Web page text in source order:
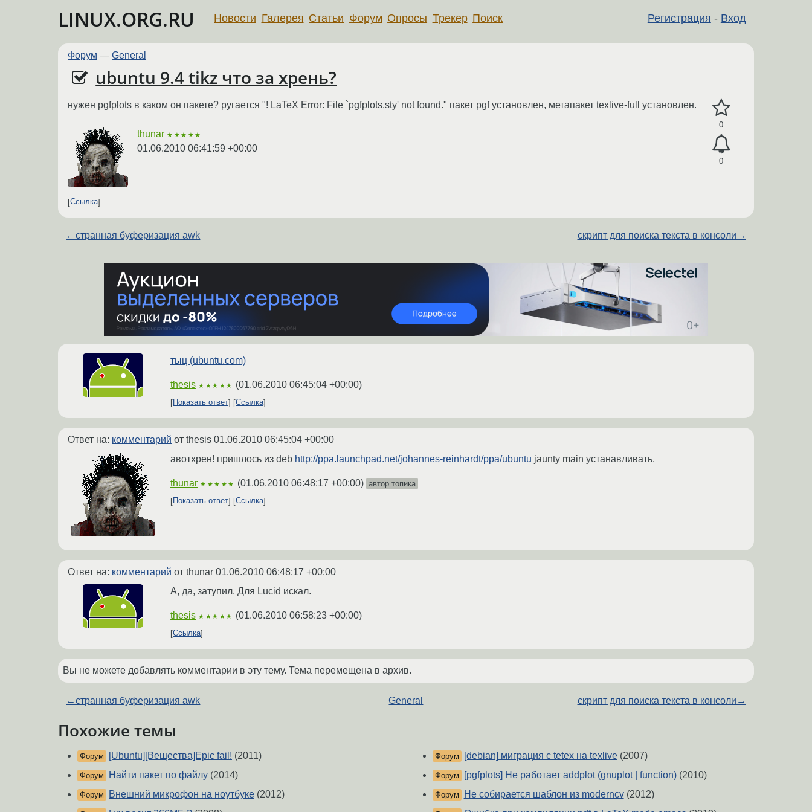
LINUX.ORG.RU Регистрация - Вход
Новости Галерея Статьи Форум Опросы Трекер Поиск
Форум — General
ubuntu 9.4 tikz что за хрень?
0
0
нужен pgfplots в каком он пакете? ругается "! LaTeX Error: File `pgfplots.sty' not found." пакет pgf установлен, метапакет texlive-full установлен.
thunar ★★★★★
01.06.2010 06:41:59 +00:00
Ссылка
←странная буферизация awk скрипт для поиска текста в консоли →
тыц (ubuntu.com)
thesis ★★★★★ (01.06.2010 06:45:04 +00:00)
Показать ответ Ссылка
Ответ на: комментарий от thesis 01.06.2010 06:45:04 +00:00
авотхрен! пришлось из deb http://ppa.launchpad.net/johannes-reinhardt/ppa/ubuntu jaunty main устанавливать.
thunar ★★★★★ (01.06.2010 06:48:17 +00:00) автор топика
Показать ответ
Ссылка
Ответ на: комментарий от thunar 01.06.2010 06:48:17 +00:00
А, да, затупил. Для Lucid искал.
thesis ★★★★★ (01.06.2010 06:58:23 +00:00)
Ссылка
Вы не можете добавлять комментарии в эту тему. Тема перемещена в архив.
←странная буферизация awk General скрипт для поиска текста в консоли →
Похожие темы
Форум [Ubuntu][Вещества]Epic fail! (2011)
Форум Найти пакет по файлу (2014)
Форум Внешний микрофон на ноутбуке (2012)
Форум [debian] миграция с tetex на texlive(2007)
Форум [pgfplots] Не работает addplot (gnuplot | function)(2010)
Форум Не собирается шаблон из moderncv(2012)